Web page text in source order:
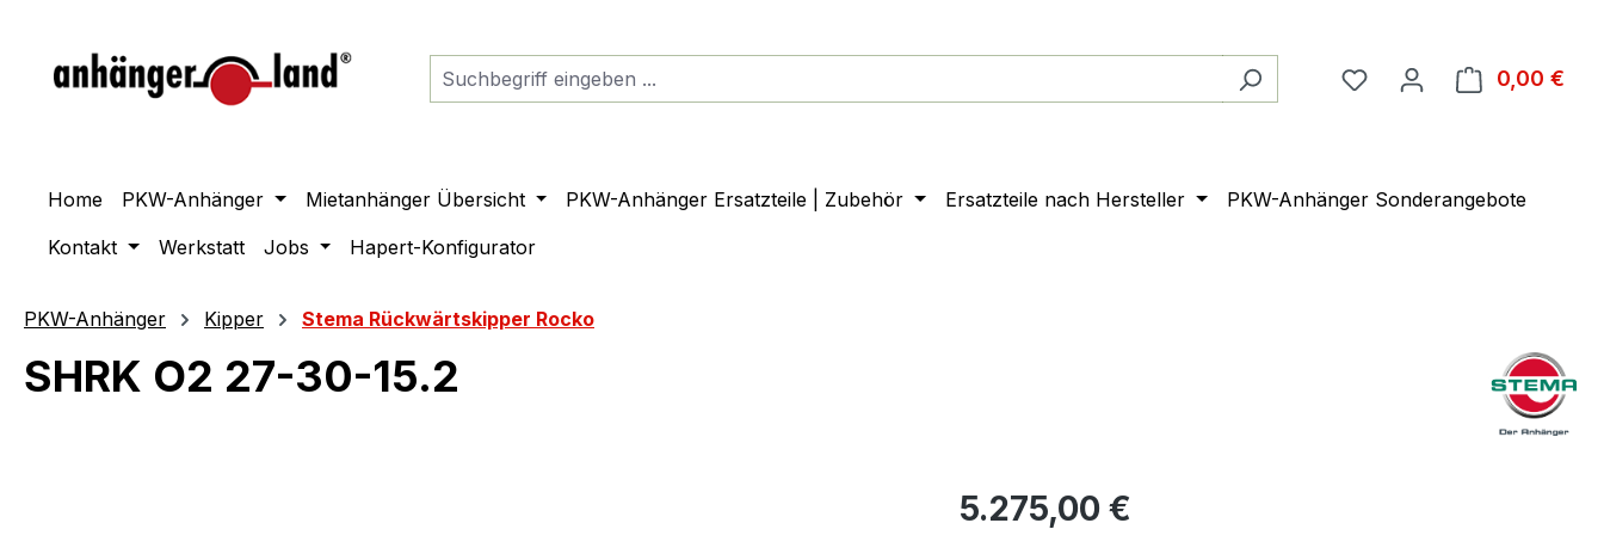
0,00 €
Home PKW-Anhänger Mietanhänger Übersicht PKW-Anhänger Ersatzteile | Zubehör Ersatzteile nach Hersteller
PKW-Anhänger Sonderangebote
Kontakt
Werkstatt Jobs Hapert-Konfigurator
PKW-Anhänger Kipper Stema Rückwärtskipper Rocko
SHRK O2 27-30-15.2
5.275,00 €